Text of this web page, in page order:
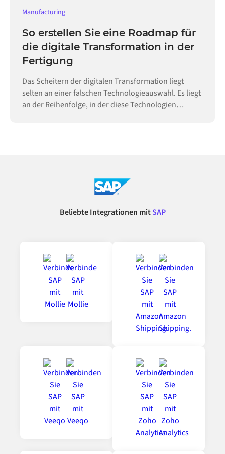
Manufacturing
So erstellen Sie eine Roadmap für
die digitale Transformation in der
Fertigung
Das Scheitern der digitalen Transformation liegt
selten an einer falschen Technologieauswahl. Es liegt
an der Reihenfolge, in der diese Technologien
Beliebte Integrationen mitSAP